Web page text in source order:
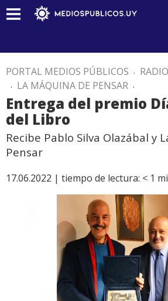
PORTAL MEDIOS PÚBLICOS . RADIO
. LA MÁQUINA DE PENSAR .
Entrega del premio
del Libro
Recibe Pablo Silva Olazábal y
Pensar
17.06.2022 | tiempo de lectura: < 1